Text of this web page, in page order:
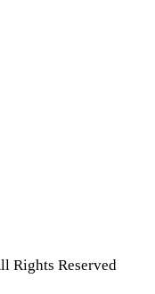
Rights Reserved